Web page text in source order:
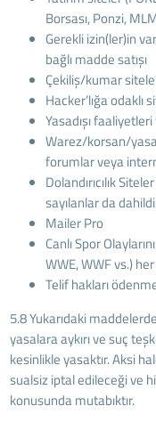
Borsası, Ponzi,
Gerekli izin(ler)in
bağlı madde satışı
Çekiliş/kumar
Hacker’lığa
Yasadışı
Warez/korsan/
forumlar veya
Dolandırıcılık
sayılanlar da
Mailer Pro
Canlı Spor
WWE, WWF vs.) her
Telif hakları
5.8 Yukarıdaki
yasalara aykırı ve suç
kesinlikle yasaktır. Aksi
sualsiz iptal edileceği ve
konusunda mutabıktır.